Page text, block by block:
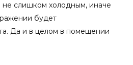
слишком холодным, иначе
будет
Да и в целом в помещении